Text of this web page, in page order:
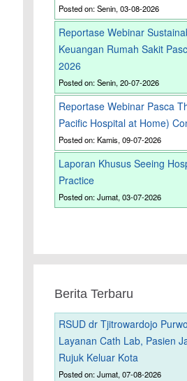
Posted on: Senin, 03-08-2026
Reportase Webinar
Keuangan Rumah Sakit
2026
Posted on: Senin, 20-07-2026
Reportase Webinar Pasca
Pacific Hospital at Home)
Posted on: Kamis, 09-07-2026
Laporan Khusus Seeing
Practice
Posted on: Jumat, 03-07-2026
Berita Terbaru
RSUD dr Tjitrowardojo
Layanan Cath Lab, Pasien
Rujuk Keluar Kota
Posted on: Jumat, 07-08-2026